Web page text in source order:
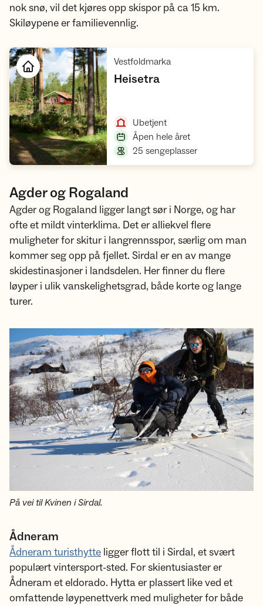
nok snø, vil det kjøres opp skispor på ca 15 km.
Skiløypene er familievennlig.
Vestfoldmarka,
Heisetra,
Ubetjent,
Åpen hele året,
25 sengeplasser,
Agder og Rogaland
Agder og Rogaland ligger langt sør i Norge, og har
ofte et mildt vinterklima. Det er alliekvel flere
muligheter for skitur i langrennsspor, særlig om man
kommer seg opp på fjellet. Sirdal er en av mange
skidestinasjoner i landsdelen. Her finner du flere
løyper i ulik vanskelighetsgrad, både korte og lange
turer.
På vei til Kvinen i Sirdal.
Ådneram
Ådneram turisthytte ligger flott til i Sirdal, et svært
populært vintersport-sted. For skientusiaster er
Ådneram et eldorado. Hytta er plassert like ved et
omfattende løypenettverk med muligheter for både